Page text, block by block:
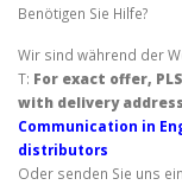
Benötigen Sie Hilfe?
Wir sind während der
T: For exact offer,
with delivery
Communication in
distributors
Oder senden Sie uns